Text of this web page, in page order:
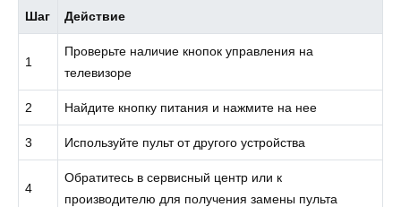
Шаг Действие
1
Проверьте наличие кнопок управления на
телевизоре
2 Найдите кнопку питания и нажмите на нее
3 Используйте пульт от другого устройства
4
Обратитесь в сервисный центр или к
производителю для получения замены пульта